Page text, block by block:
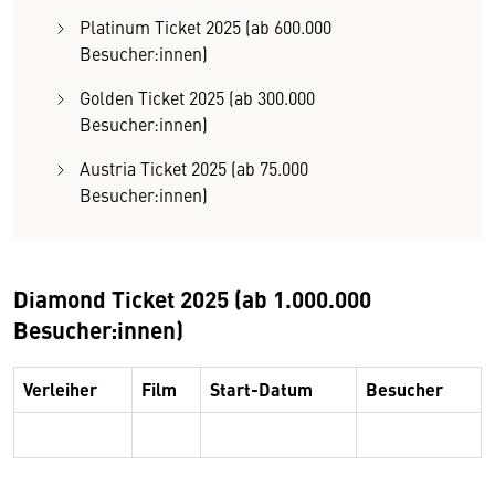
Platinum Ticket 2025 (ab 600.000
Besucher:innen)
Golden Ticket 2025 (ab 300.000
Besucher:innen)
Austria Ticket 2025 (ab 75.000
Besucher:innen)
Diamond Ticket 2025 (ab 1.000.000
Besucher:innen)
Verleiher Film Start-Datum Besucher